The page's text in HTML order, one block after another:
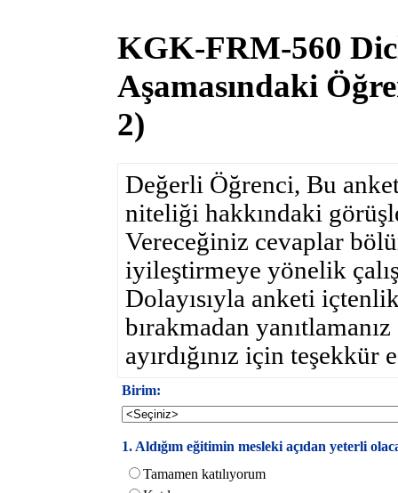
KGK-FRM-560
Aşamasındaki
2)
Değerli Öğrenci, Bu
niteliği hakkındaki
Vereceğiniz cevaplar
iyileştirmeye yönelik
Dolayısıyla anketi
bırakmadan
ayırdığınız için teşekkür
Birim:
1. Aldığım eğitimin mesleki açıdan yeterli
Tamamen katılıyorum